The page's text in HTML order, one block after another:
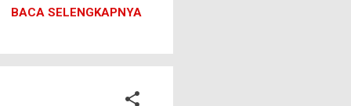
persahabatan
BACA SELENGKAPNYA